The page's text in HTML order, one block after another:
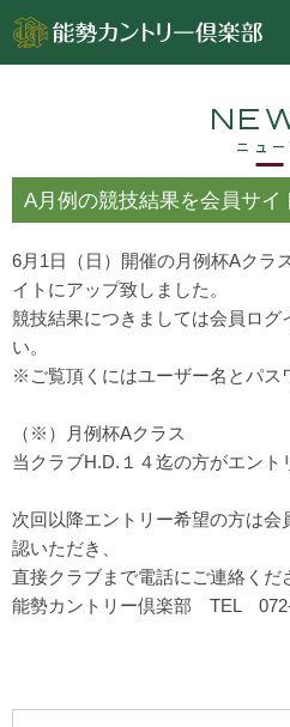
ニュー
A月例の競技結果を会員サイ
6月1日（日）開催の月例杯Aクラ
イトにアップ致しました。
競技結果につきましては会員ログ
い。
※ご覧頂くにはユーザー名とパス
（※）月例杯Aクラス
当クラブH.D.１４迄の方がエント
次回以降エントリー希望の方は
認いただき、
直接クラブまで電話にご連絡くだ
能勢カントリー倶楽部 TEL 072-